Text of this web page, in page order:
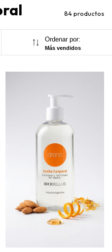
84 productos
Ordenar por:
Más vendidos